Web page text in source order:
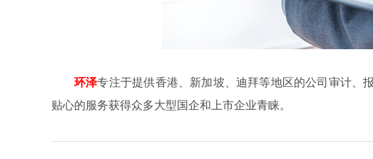
环泽专注于提供香港、新加坡、迪拜等地区的公司审计、
贴心的服务获得众多大型国企和上市企业青睐。